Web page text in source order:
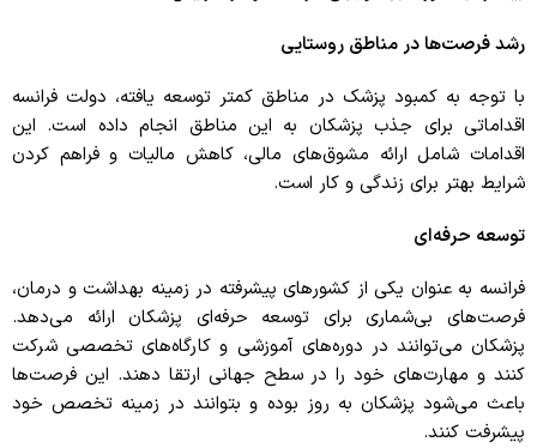
رشد فرصت‌ها در مناطق روستایی
با توجه به کمبود پزشک در مناطق کمتر توسعه یافته، دولت فرانسه
اقداماتی برای جذب پزشکان به این مناطق انجام داده است. این
اقدامات شامل ارائه مشوق‌های مالی، کاهش مالیات و فراهم کردن
شرایط بهتر برای زندگی و کار است.
توسعه حرفه‌ای
فرانسه به عنوان یکی از کشورهای پیشرفته در زمینه بهداشت و درمان،
فرصت‌های بی‌شماری برای توسعه حرفه‌ای پزشکان ارائه می‌دهد.
پزشکان می‌توانند در دوره‌های آموزشی و کارگاه‌های تخصصی شرکت
کنند و مهارت‌های خود را در سطح جهانی ارتقا دهند. این فرصت‌ها
باعث می‌شود پزشکان به روز بوده و بتوانند در زمینه تخصص خود
پیشرفت کنند.